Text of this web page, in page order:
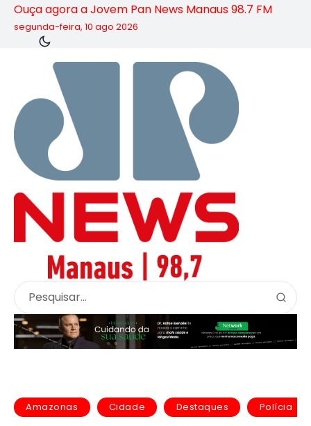
Ouça agora a Jovem Pan News Manaus 98.7 FM
segunda-feira, 10 ago 2026
Amazonas Cidade Destaques Polícia